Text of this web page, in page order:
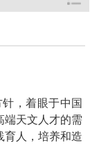
针，着眼于中国
端天文人才的需
育人，培养和造